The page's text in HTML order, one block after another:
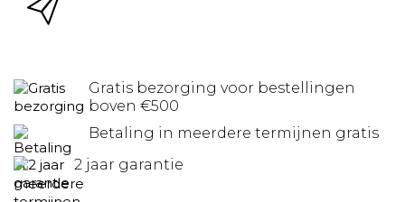
Gratis bezorging voor bestellingen
boven €500
Betaling in meerdere termijnen gratis
2 jaar garantie